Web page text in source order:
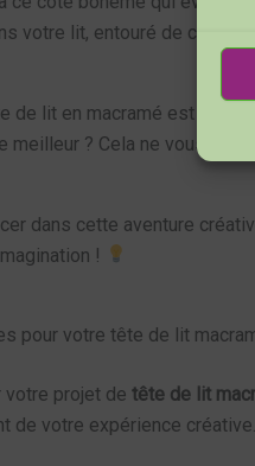
votre lit, entouré de cette
de lit en macramé est un
meilleur ? Cela ne vous
dans cette aventure
!
pour votre tête de lit
votre projet de tête de lit
de votre expérience